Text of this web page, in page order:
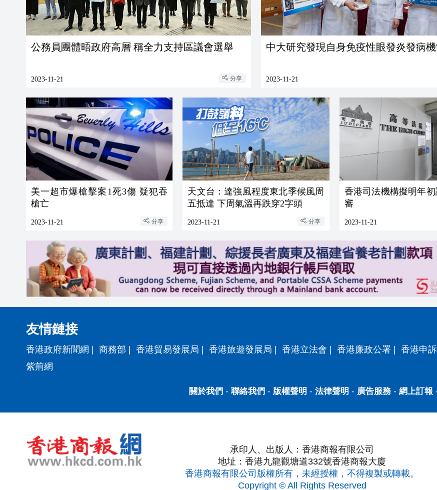
公務員團體晤政府高層 稱全力支持區議會選舉
2023-11-21 分享
中大研究發現自身免疫性眼發炎發病機
2023-11-21
美一超市爆槍擊案1死3傷 疑犯吞
槍亡
2023-11-21 分享
天文台：達強風程度東北季候風周
五抵達 下周氣溫再跌穿2字頭
2023-11-21 分享
香港司法機構擬明年
審
2023-11-21
友情鏈接
香港政府新聞網 商務部 香港貿易發展局 香港旅遊發展局 香港立法會 香港廉政公署 香港申
紫荊網
關於我們 - 聯絡我們 - 版權聲明 - 法律聲明 - 廣告服務- 網上訂報
承印人、出版人：香港商報有限公司
地址：香港九龍觀塘道332號香港商報大廈
香港商報有限公司版權所有，未經授權，不得複製或轉載。
Copyright © All Rights Reserved